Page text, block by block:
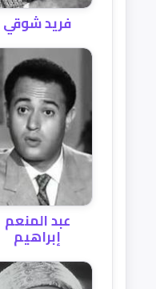
فريد شوقي
عبد المنعم
إبراهيم